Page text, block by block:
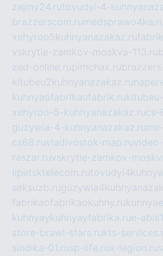
zajmy24.rutovudyi-4-
brazzerscom.ru
xehyroo5kuhnyanazakaz.ru
vskrytie-zamkov-moskva-113.ru
zed-online.rupimchax.ru
kitubeu2kuhnyanazakaz.ru
kuhnyaofabrikaufabrik.ru
xehyroo-5-kuhnyanazakaz.rucs-
guzywia-4-kuhnyanazakaz.ru
cs68.ruvladivostok-map.ru
raszar.ruvskrytie-zamkov-
lipetsktelecom.ru
seksuzb.ru
fabrikaofabrikaokuhny.ru
kuhnyaykuhnyayfabrika.rue-
store-brawl-stars.rukts-
sindika-01.rusp-life.rux-legion.ru